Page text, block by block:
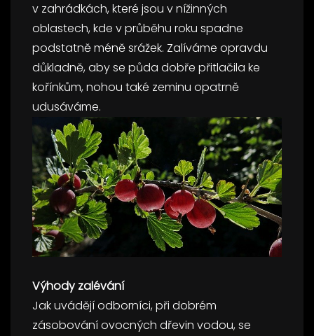
v zahrádkách, které jsou v nížinných
oblastech, kde v průběhu roku spadne
podstatně méně srážek. Zalíváme opravdu
důkladně, aby se půda dobře přitlačila ke
kořínkům, nohou také zeminu opatrně
udusáváme.
Výhody zalévání
Jak uvádějí odborníci, při dobrém
zásobování ovocných dřevin vodou, se